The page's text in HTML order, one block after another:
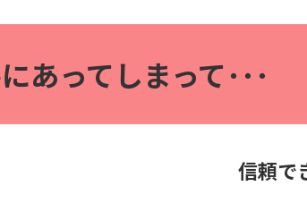
あってしまって･･･
信頼で